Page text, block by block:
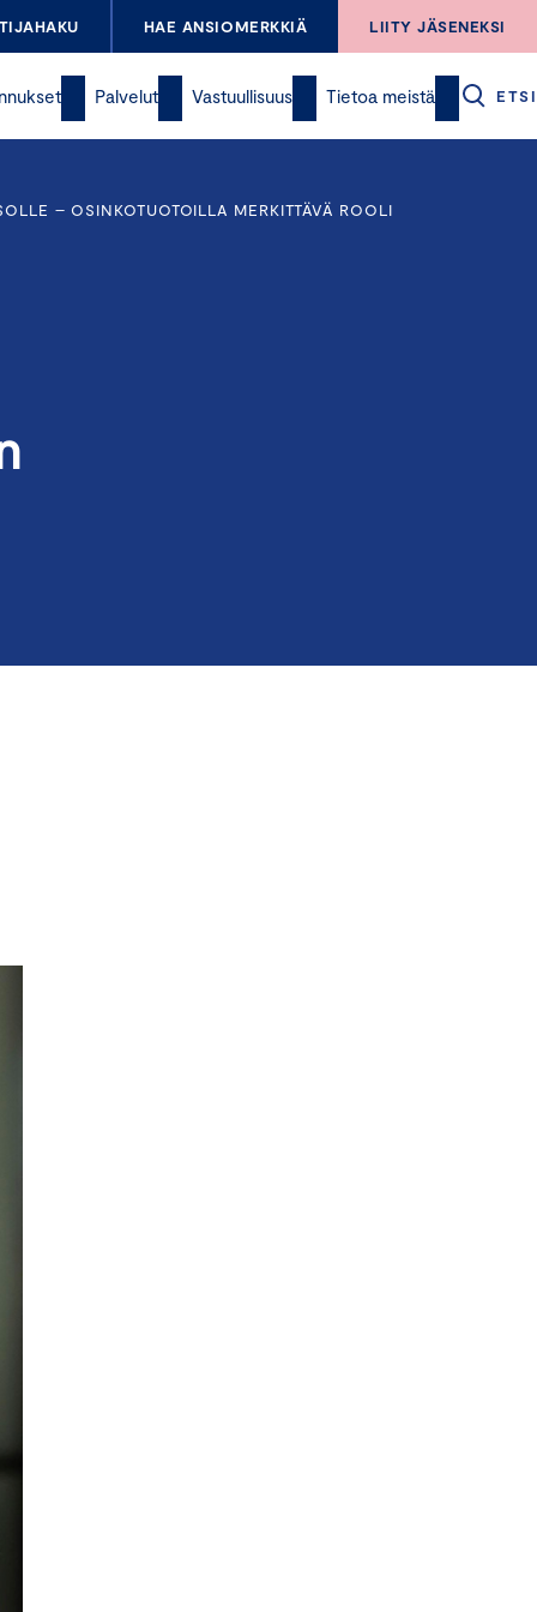
HAE ANSIOMERKKIÄ LIITY JÄSENEKSI
Palvelut Vastuullisuus Tietoa meistä ETSI
– OSINKOTUOTOILLA MERKITTÄVÄ ROOLI